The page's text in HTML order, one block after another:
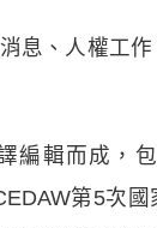
息、人權工
編輯而成，
第5次